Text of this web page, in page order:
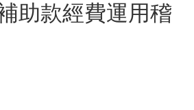
助款經費運用稽